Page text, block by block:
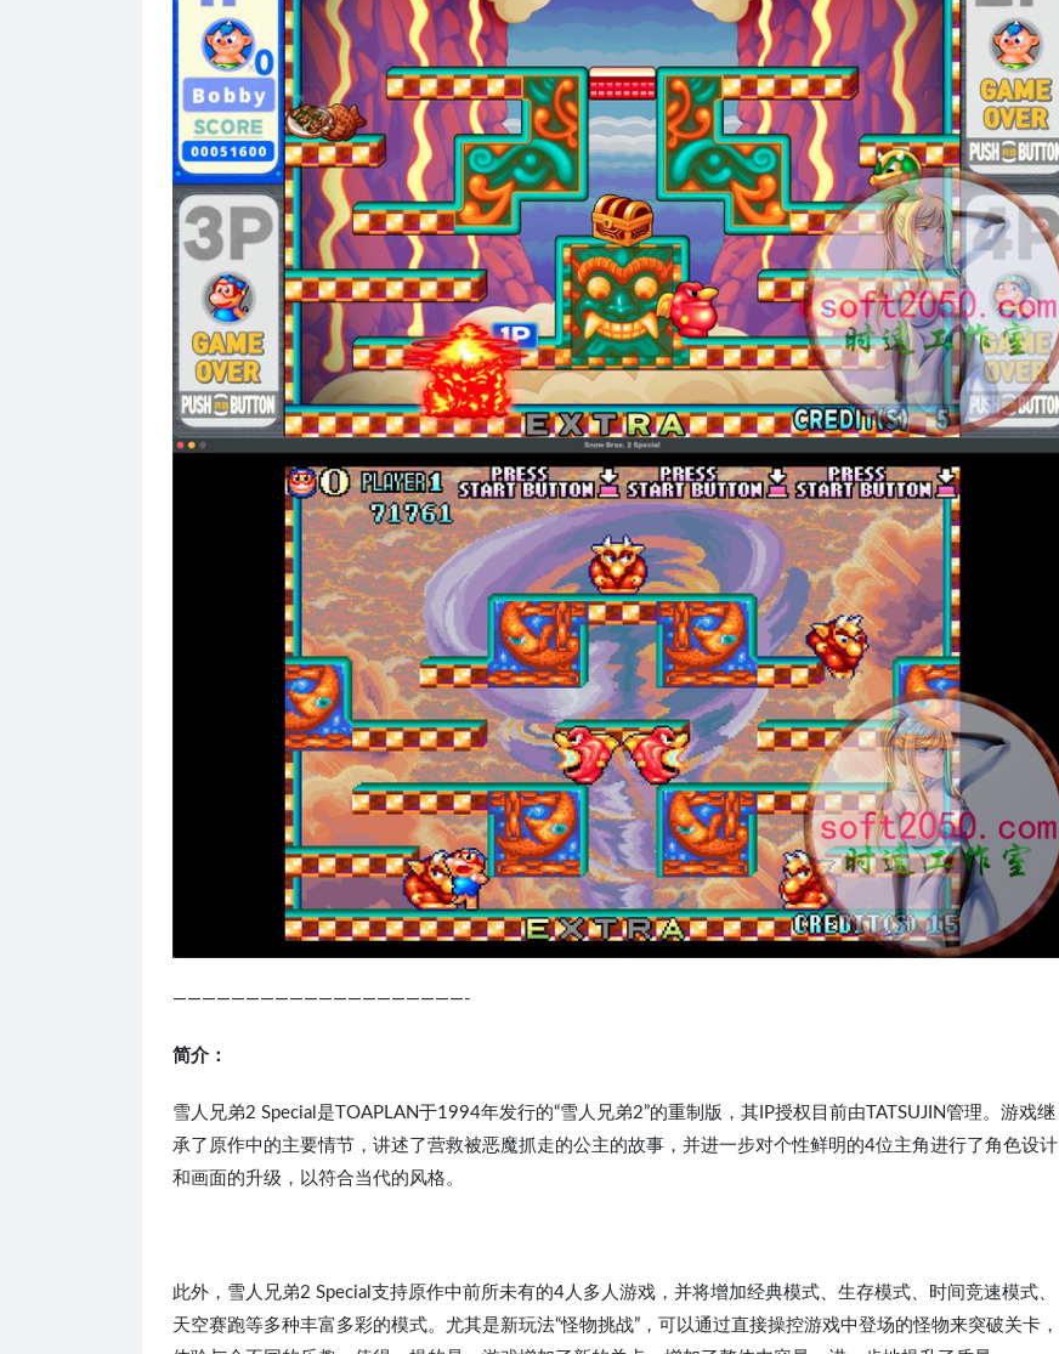
————————————————————-
简介：
雪人兄弟2 Special是TOAPLAN于1994年发行的“雪人兄弟2”的重制版，其IP授权目前由TATSUJIN管理。游戏继
承了原作中的主要情节，讲述了营救被恶魔抓走的公主的故事，并进一步对个性鲜明的4位主角进行了角色设计
和画面的升级，以符合当代的风格。
此外，雪人兄弟2 Special支持原作中前所未有的4人多人游戏，并将增加经典模式、生存模式、时间竞速模式、
天空赛跑等多种丰富多彩的模式。尤其是新玩法“怪物挑战”，可以通过直接操控游戏中登场的怪物来突破关卡，